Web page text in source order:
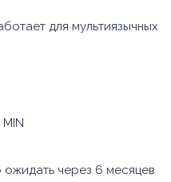
для мультиязычных
MIN
ожидать через 6 месяцев